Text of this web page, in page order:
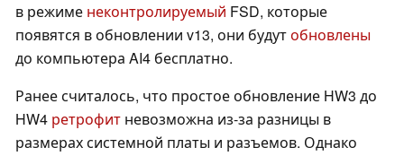
в режиме неконтролируемый FSD, которые
появятся в обновлении v13, они будутобновлены
до компьютера AI4 бесплатно.
Ранее считалось, что простое обновление HW3 до
HW4 ретрофит невозможна из-за разницы в
размерах системной платы и разъемов. Однако